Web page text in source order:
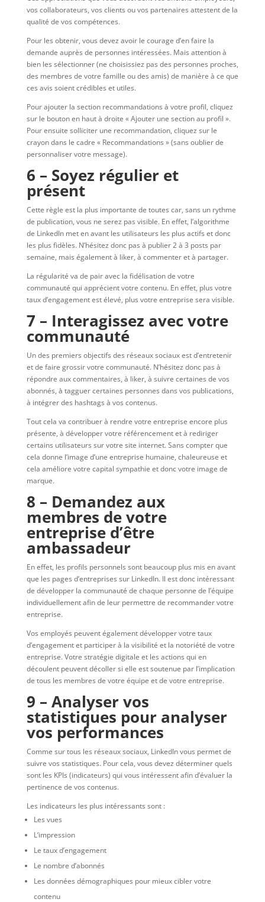
vos collaborateurs, vos clients ou vos partenaires attestent de la
qualité de vos compétences.
Pour les obtenir, vous devez avoir le courage d’en faire la
demande auprès de personnes intéressées. Mais attention à
bien les sélectionner (ne choisissiez pas des personnes proches,
des membres de votre famille ou des amis) de manière à ce que
ces avis soient crédibles et utiles.
Pour ajouter la section recommandations à votre profil, cliquez
sur le bouton en haut à droite « Ajouter une section au profil ».
Pour ensuite solliciter une recommandation, cliquez sur le
crayon dans le cadre « Recommandations » (sans oublier de
personnaliser votre message).
6 – Soyez régulier et
présent
Cette règle est la plus importante de toutes car, sans un rythme
de publication, vous ne serez pas visible. En effet, l’algorithme
de LinkedIn met en avant les utilisateurs les plus actifs et donc
les plus fidèles. N’hésitez donc pas à publier 2 à 3 posts par
semaine, mais également à liker, à commenter et à partager.
La régularité va de pair avec la fidélisation de votre
communauté qui apprécient votre contenu. En effet, plus votre
taux d’engagement est élevé, plus votre entreprise sera visible.
7 – Interagissez avec votre
communauté
Un des premiers objectifs des réseaux sociaux est d’entretenir
et de faire grossir votre communauté. N’hésitez donc pas à
répondre aux commentaires, à liker, à suivre certaines de vos
abonnés, à tagguer certaines personnes dans vos publications,
à intégrer des hashtags à vos contenus.
Tout cela va contribuer à rendre votre entreprise encore plus
présente, à développer votre référencement et à rediriger
certains utilisateurs sur votre site internet. Sans compter que
cela donne l’image d’une entreprise humaine, chaleureuse et
cela améliore votre capital sympathie et donc votre image de
marque.
8 – Demandez aux
membres de votre
entreprise d’être
ambassadeur
En effet, les profils personnels sont beaucoup plus mis en avant
que les pages d’entreprises sur LinkedIn. Il est donc intéressant
de développer la communauté de chaque personne de l’équipe
individuellement afin de leur permettre de recommander votre
entreprise.
Vos employés peuvent également développer votre taux
d’engagement et participer à la visibilité et la notoriété de votre
entreprise. Votre stratégie digitale et les actions qui en
découlent peuvent décoller si elle est soutenue par l’implication
de tous les membres de votre équipe et de votre entreprise.
9 – Analyser vos
statistiques pour analyser
vos performances
Comme sur tous les réseaux sociaux, LinkedIn vous permet de
suivre vos statistiques. Pour cela, vous devez déterminer quels
sont les KPIs (indicateurs) qui vous intéressent afin d’évaluer la
pertinence de vos contenus.
Les indicateurs les plus intéressants sont :
Les vues
L’impression
Le taux d’engagement
Le nombre d’abonnés
Les données démographiques pour mieux cibler votre
contenu